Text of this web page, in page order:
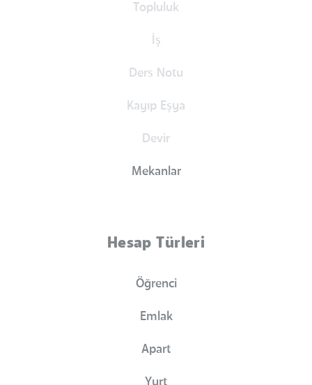
Topluluk
İş
Ders Notu
Kayıp Eşya
Devir
Mekanlar
Hesap Türleri
Öğrenci
Emlak
Apart
Yurt